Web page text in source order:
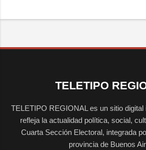
TELETIPO
TELETIPO REGIONAL es un sitio
refleja la actualidad política, social,
Cuarta Sección Electoral, integrada
provincia de Buenos